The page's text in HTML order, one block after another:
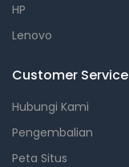
HP
Lenovo
Customer Service
Hubungi Kami
Pengembalian
Peta Situs